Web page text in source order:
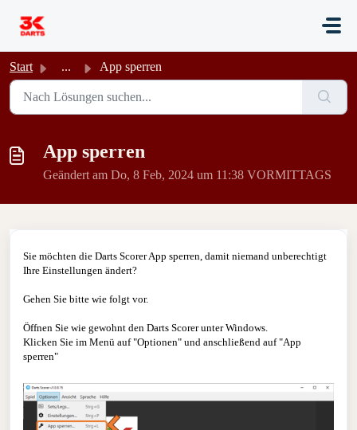
Start ... App sperren
App sperren
Geändert am Do, 8 Feb, 2024 um 11:38 VORMITTAGS
Sie möchten die Darts Scorer App sperren, damit niemand unberechtigt
Ihre Einstellungen ändert?
Gehen Sie bitte wie folgt vor.
Öffnen Sie wie gewohnt den Darts Scorer unter Windows.
Klicken Sie im Menü auf "Optionen" und anschließend auf "App
sperren"